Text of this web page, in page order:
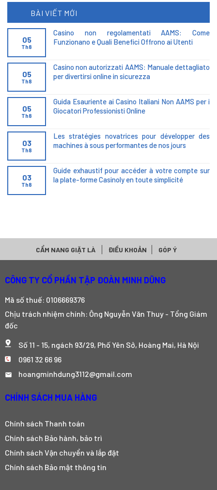
BÀI VIẾT MỚI
05
Th8
Casino non regolamentati AAMS: Come
Funzionano e Quali Benefici Offrono ai Utenti
05
Th8
Casino non autorizzati AAMS: Manuale dettagliato
per divertirsi online in sicurezza
05
Th8
Guida Esauriente ai Casino Italiani Non AAMS per i
Giocatori Professionisti Online
03
Th8
Les stratégies novatrices pour développer des
machines à sous performantes de nos jours
03
Th8
Guide exhaustif pour accéder à votre compte sur
la plate-forme Casinoly en toute simplicité
CẨM NANG GIẶT LÀ ĐIỀU KHOẢN GÓP Ý
CÔNG TY CỔ PHẦN TẬP ĐOÀN MINH DŨNG
Mã số thuế: 0106669376
Chịu trách nhiệm chính: Ông Nguyễn Văn Thuy - Tổng Giám
đốc
Số 11 - 15, ngách 93/29, Phố Yên Sở, Hoàng Mai, Hà Nội
0961 32 66 96
hoangminhdung3112@gmail.com
CHÍNH SÁCH MUA HÀNG
Chính sách Thanh toán
Chính sách Bảo hành, bảo trì
Chính sách Vận chuyển và lắp đặt
Chính sách Bảo mật thông tin